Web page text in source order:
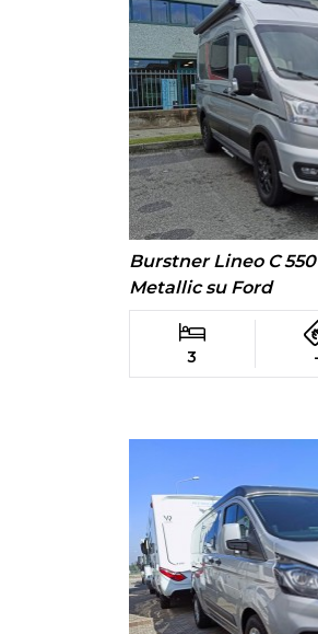
Burstner Lineo C
Metallic su Ford
3 -